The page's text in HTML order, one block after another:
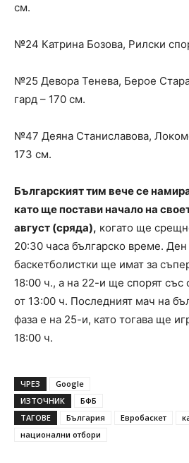
см.
№24 Катрина Бозова, Рилски
№25 Девора Тенева, Берое
гард – 170 см.
№47 Деяна Станиславова,
173 см.
Българският тим вече се
като ще постави начало на
август (сряда), когато ще
20:30 часа българско време.
баскетболистки ще имат за
18:00 ч., а на 22-и ще спорят със
от 13:00 ч. Последният мач на
фаза е на 25-и, като тогава ще
18:00 ч.
ЧРЕЗ
Google
ИЗТОЧНИК
БФБ
ТАГОВЕ
България Евробаскет
национални отбори